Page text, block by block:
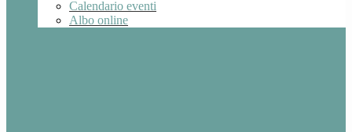
Calendario eventi
Albo online